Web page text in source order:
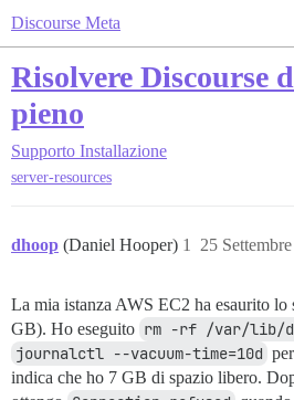
Discourse Meta
Risolvere Discourse
pieno
Supporto Installazione
server-resources
dhoop (Daniel Hooper) 25
1
La mia istanza AWS EC2 ha esaurito lo
GB). Ho eseguito rm -rf /var/lib/
journalctl --vacuum-time=10d
indica che ho 7 GB di spazio libero.